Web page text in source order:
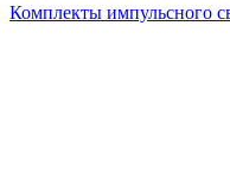
Комплекты импульсного